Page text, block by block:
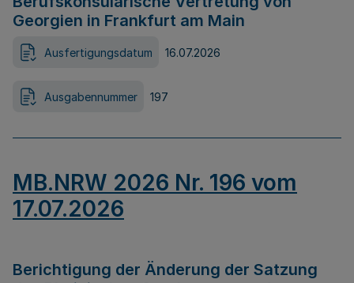
Georgien in Frankfurt am Main
Ausfertigungsdatum 16.07.2026
Ausgabennummer 197
MB.NRW 2026 Nr. 196 vom
17.07.2026
Berichtigung der Änderung der Satzung